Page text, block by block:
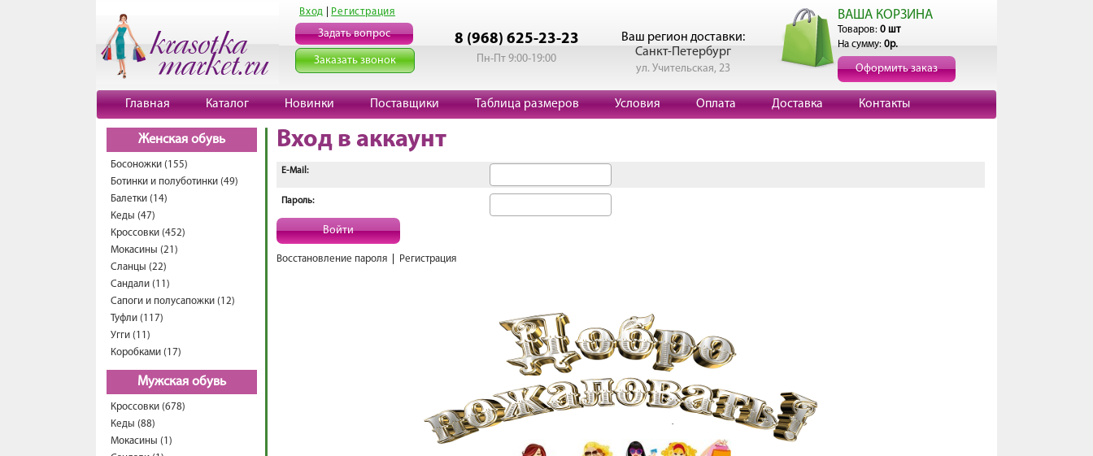
Вход Регистрация
Задать вопрос
Заказать звонок
8 (968) 625-23-23
Пн-Пт 9:00-19:00
Ваш регион доставки:
Санкт-Петербург
ул. Учительская, 23
ВАША КОРЗИНА
Товаров: 0 шт
На сумму: 0р.
Оформить заказ
Главная Каталог Новинки Поставщики Таблица размеров Условия Оплата Доставка Контакты
Женская обувь
Босоножки (155)
Ботинки и полуботинки (49)
Балетки (14)
Кеды (47)
Кроссовки (452)
Мокасины (21)
Сланцы (22)
Сандали (11)
Сапоги и полусапожки (12)
Туфли (117)
Угги (11)
Коробками (17)
Мужская обувь
Кроссовки (678)
Кеды (88)
Мокасины (1)
Вход в аккаунт
E-Mail:
Пароль:
Войти
Восстановление пароля Регистрация